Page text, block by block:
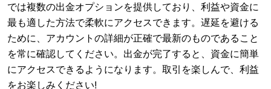
では複数の出金オプションを提供しており、利益や資金に
最も適した方法で柔軟にアクセスできます。遅延を避ける
ために、アカウントの詳細が正確で最新のものであること
を常に確認してください。出金が完了すると、資金に簡単
にアクセスできるようになります。取引を楽しんで、利益
をお楽しみください!